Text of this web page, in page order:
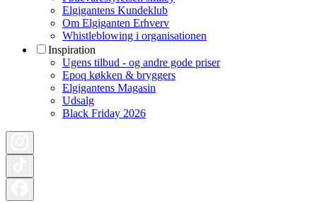
Elgigantens Kundeklub
Om Elgiganten Erhverv
Whistleblowing i organisationen
Inspiration
Ugens tilbud - og andre gode priser
Epoq køkken & bryggers
Elgigantens Magasin
Udsalg
Black Friday 2026